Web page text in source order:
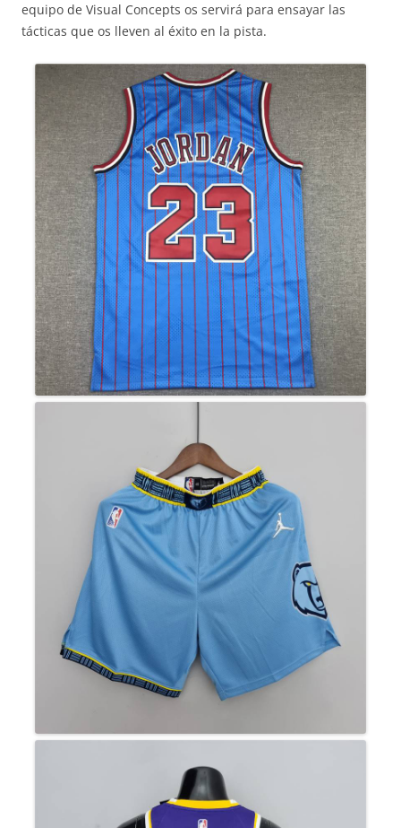
equipo de Visual Concepts os servirá para ensayar las
tácticas que os lleven al éxito en la pista.